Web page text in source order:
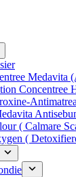
Medavita
Concentree
( Calmare
(